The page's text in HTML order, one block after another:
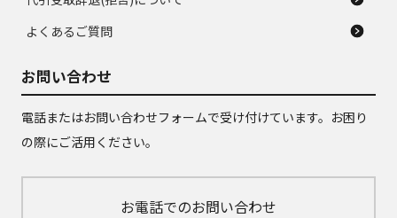
よくあるご質問
お問い合わせ
電話またはお問い合わせフォームで受け付けています。お困り
の際にご活用ください。
お電話でのお問い合わせ